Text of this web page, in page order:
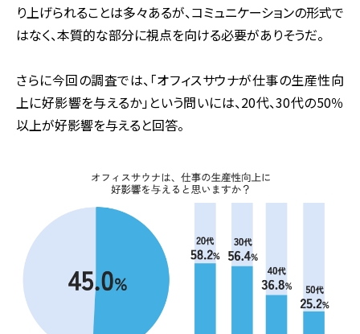
り上げられることは多々あるが、コミュニケーションの形式で
はなく、本質的な部分に視点を向ける必要がありそうだ。
さらに今回の調査では、「オフィスサウナが仕事の生産性向
上に好影響を与えるか」という問いには、20代、30代の50％
以上が好影響を与えると回答。